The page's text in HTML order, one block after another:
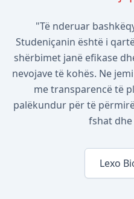
"Të nderuar
Studeniçanin është i
shërbimet janë efikase
nevojave të kohës. Ne
me transparencë të
palëkundur për të
fshat
Lexo